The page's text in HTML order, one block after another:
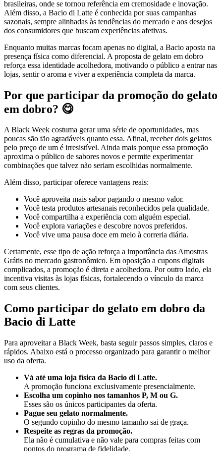
brasileiras, onde se tornou referência em cremosidade e inovação.
Além disso, a Bacio di Latte é conhecida por suas campanhas
sazonais, sempre alinhadas às tendências do mercado e aos desejos
dos consumidores que buscam experiências afetivas.
Enquanto muitas marcas focam apenas no digital, a Bacio aposta na
presença física como diferencial. A proposta de gelato em dobro
reforça essa identidade acolhedora, motivando o público a entrar nas
lojas, sentir o aroma e viver a experiência completa da marca.
Por que participar da promoção do gelato
em dobro? 😋
A Black Week costuma gerar uma série de oportunidades, mas
poucas são tão agradáveis quanto essa. Afinal, receber dois gelatos
pelo preço de um é irresistível. Ainda mais porque essa promoção
aproxima o público de sabores novos e permite experimentar
combinações que talvez não seriam escolhidas normalmente.
Além disso, participar oferece vantagens reais:
Você aproveita mais sabor pagando o mesmo valor.
Você testa produtos artesanais reconhecidos pela qualidade.
Você compartilha a experiência com alguém especial.
Você explora variações e descobre novos preferidos.
Você vive uma pausa doce em meio à correria diária.
Certamente, esse tipo de ação reforça a importância das Amostras
Grátis no mercado gastronômico. Em oposição a cupons digitais
complicados, a promoção é direta e acolhedora. Por outro lado, ela
incentiva visitas às lojas físicas, fortalecendo o vínculo da marca
com seus clientes.
Como participar do gelato em dobro da
Bacio di Latte
Para aproveitar a Black Week, basta seguir passos simples, claros e
rápidos. Abaixo está o processo organizado para garantir o melhor
uso da oferta.
Vá até uma loja física da Bacio di Latte.
A promoção funciona exclusivamente presencialmente.
Escolha um copinho nos tamanhos P, M ou G.
Esses são os únicos participantes da oferta.
Pague seu gelato normalmente.
O segundo copinho do mesmo tamanho sai de graça.
Respeite as regras da promoção.
Ela não é cumulativa e não vale para compras feitas com
pontos do programa de fidelidade.